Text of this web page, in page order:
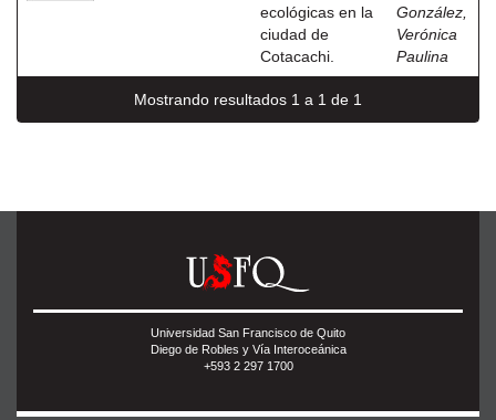
ecológicas en la
ciudad de
Cotacachi.
González,
Verónica
Paulina
Mostrando resultados 1 a 1 de 1
Universidad San Francisco de Quito
Diego de Robles y Vía Interoceánica
+593 2 297 1700